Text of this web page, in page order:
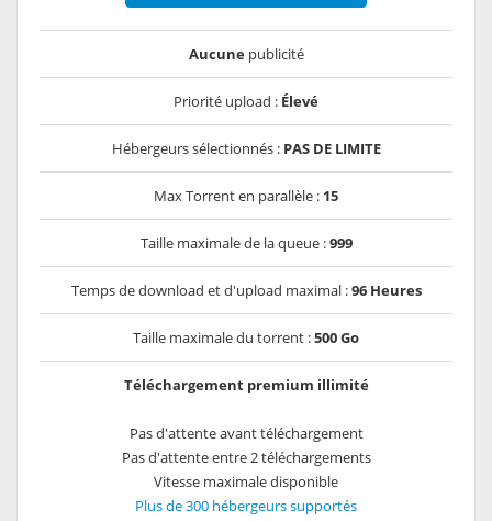
Aucunepublicité
Priorité upload : Élevé
Hébergeurs sélectionnés : PAS DE LIMITE
Max Torrent en parallèle : 15
Taille maximale de la queue :999
Temps de download et d'upload maximal :96 Heures
Taille maximale du torrent :500 Go
Téléchargement premium illimité
Pas d'attente avant téléchargement
Pas d'attente entre 2 téléchargements
Vitesse maximale disponible
Plus de 300 hébergeurs supportés